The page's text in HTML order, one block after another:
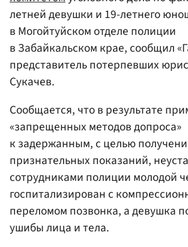
летней девушки и 19-летнего
в Могойтуйском отделе полиции
в Забайкальском крае, сообщил
представитель потерпевших
Сукачев.
Сообщается, что в результате
«запрещенных методов допроса»
к задержанным, с целью
признательных показаний,
сотрудниками полиции молодой
госпитализирован с
переломом позвонка, а девушка
ушибы лица и тела.